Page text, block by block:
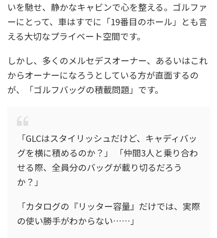
いを馳せ、静かなキャビンで心を整える。ゴルファ
ーにとって、車はすでに「19番目のホール」とも言
える大切なプライベート空間です。
しかし、多くのメルセデスオーナー、あるいはこれ
からオーナーになろうとしている方が直面するの
が、「ゴルフバッグの積載問題」です。
「GLCはスタイリッシュだけど、キャディバッ
グを横に積めるのか？」 「仲間3人と乗り合わ
せる際、全員分のバッグが載り切るだろう
か？」
「カタログの『リッター容量』だけでは、実際
の使い勝手がわからない……」